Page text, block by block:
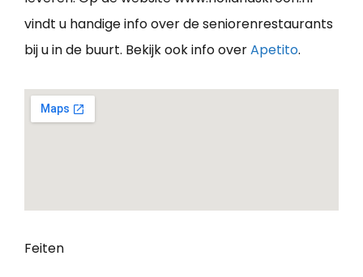
vindt u handige info over de seniorenrestaurants
bij u in de buurt. Bekijk ook info overApetito.
Feiten